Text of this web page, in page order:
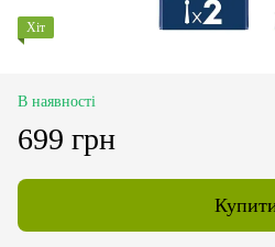
Хіт
В наявності
699 грн